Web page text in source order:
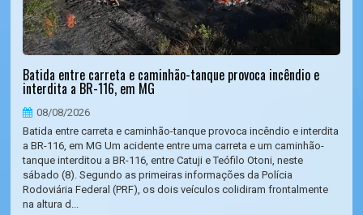
Batida entre carreta e caminhão-tanque provoca incêndio e
interdita a BR-116, em MG
08/08/2026
Batida entre carreta e caminhão-tanque provoca incêndio e interdita
a BR-116, em MG Um acidente entre uma carreta e um caminhão-
tanque interditou a BR-116, entre Catuji e Teófilo Otoni, neste
sábado (8). Segundo as primeiras informações da Polícia
Rodoviária Federal (PRF), os dois veículos colidiram frontalmente
na altura d...